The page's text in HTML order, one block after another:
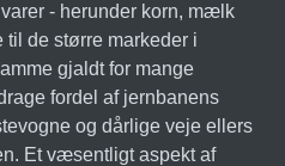
- herunder korn, mælk
til de større markeder i
gjaldt for mange
fordel af jernbanens
og dårlige veje ellers
Et væsentligt aspekt af